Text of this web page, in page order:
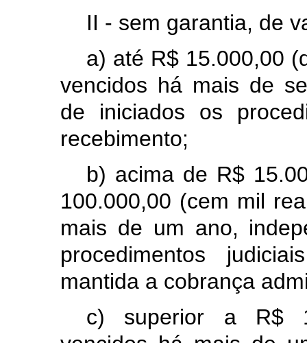
II - sem garantia, de
a) até R$ 15.000,00
vencidos há mais de
de iniciados os
recebimento;
b) acima de R$
100.000,00 (cem mil
mais de um ano,
procedimentos
mantida a cobrança
c) superior a R$